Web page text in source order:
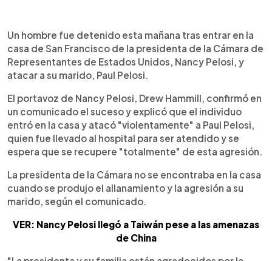
► Escuchar artículo
Un hombre fue detenido esta mañana tras entrar en la
casa de San Francisco de la presidenta de la Cámara de
Representantes de Estados Unidos, Nancy Pelosi, y
atacar a su marido, Paul Pelosi.
El portavoz de Nancy Pelosi, Drew Hammill, confirmó en
un comunicado el suceso y explicó que el individuo
entró en la casa y atacó "violentamente" a Paul Pelosi,
quien fue llevado al hospital para ser atendido y se
espera que se recupere "totalmente" de esta agresión.
La presidenta de la Cámara no se encontraba en la casa
cuando se produjo el allanamiento y la agresión a su
marido, según el comunicado.
VER: Nancy Pelosi llegó a Taiwán pese a las amenazas
de China